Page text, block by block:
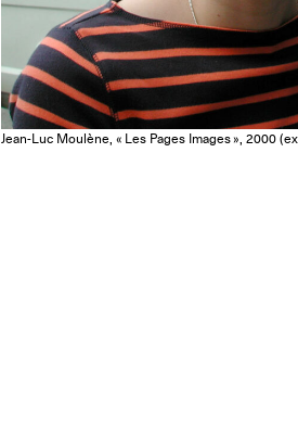
Jean-Luc Moulène, « Les Pages Images », 2000